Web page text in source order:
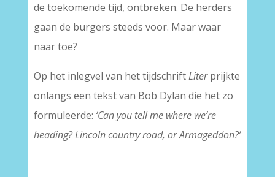
de toekomende tijd, ontbreken. De herders
gaan de burgers steeds voor. Maar waar
naar toe?
Op het inlegvel van het tijdschriftLiterprijkte
onlangs een tekst van Bob Dylan die het zo
formuleerde: ‘Can you tell me where we’re
heading? Lincoln country road, or Armageddon?’